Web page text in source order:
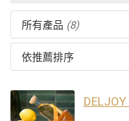
所有產品 (8)
依推薦排序